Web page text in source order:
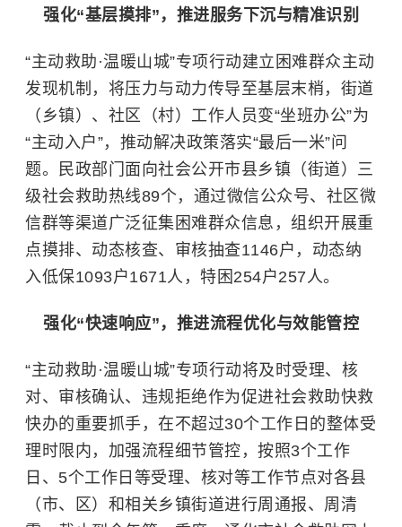
强化“基层摸排”，推进服务下沉与精准识别
“主动救助·温暖山城”专项行动建立困难群众主动
发现机制，将压力与动力传导至基层末梢，街道
（乡镇）、社区（村）工作人员变“坐班办公”为
“主动入户”，推动解决政策落实“最后一米”问
题。民政部门面向社会公开市县乡镇（街道）三
级社会救助热线89个，通过微信公众号、社区微
信群等渠道广泛征集困难群众信息，组织开展重
点摸排、动态核查、审核抽查1146户，动态纳
入低保1093户1671人，特困254户257人。
强化“快速响应”，推进流程优化与效能管控
“主动救助·温暖山城”专项行动将及时受理、核
对、审核确认、违规拒绝作为促进社会救助快救
快办的重要抓手，在不超过30个工作日的整体受
理时限内，加强流程细节管控，按照3个工作
日、5个工作日等受理、核对等工作节点对各县
（市、区）和相关乡镇街道进行周通报、周清